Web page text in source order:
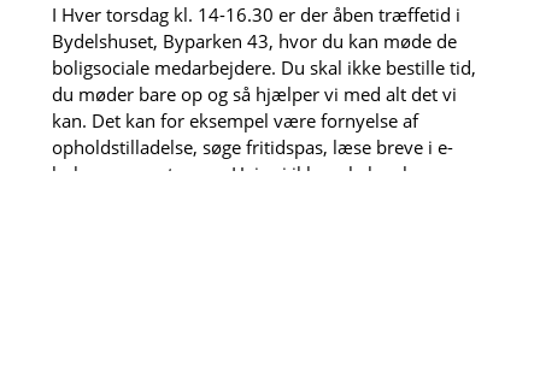
I Hver torsdag kl. 14-16.30 er der åben træffetid i
Bydelshuset, Byparken 43, hvor du kan møde de
boligsociale medarbejdere. Du skal ikke bestille tid,
du møder bare op og så hjælper vi med alt det vi
kan. Det kan for eksempel være fornyelse af
opholdstilladelse, søge fritidspas, læse breve i e-
boks og meget mere. Hvis vi ikke selv kan løse